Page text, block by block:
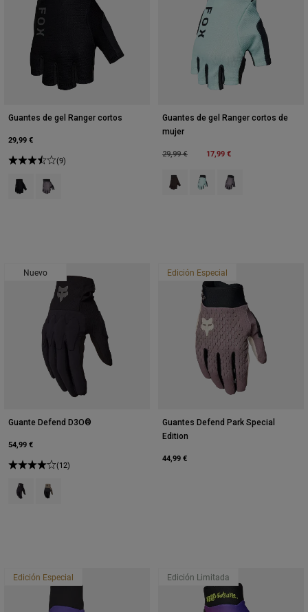
Guantes de gel Ranger cortos
29,99 €
(9)
Product swatch type of Negro.
Product swatch type of Purple Dusk.
Guantes de gel Ranger cortos de
mujer
Price reduced from
29,99 €to 17,99 €
Product swatch type of Negro.
Product swatch type of
Product swatch
Nuevo
Guante Defend D3O®
54,99 €
(12)
Product swatch type of Negro.
Product swatch type of Marrón nuez moscada.
Edición Especial
Guantes Defend Park Special
Edition
44,99 €
Edición Especial Edición Limitada